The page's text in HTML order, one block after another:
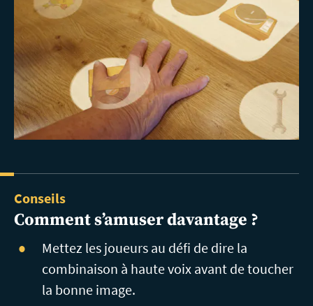
Conseils
Comments’amuser davantage ?
Mettez les joueurs au défi de dire la
combinaison à haute voix avant de toucher
la bonne image.